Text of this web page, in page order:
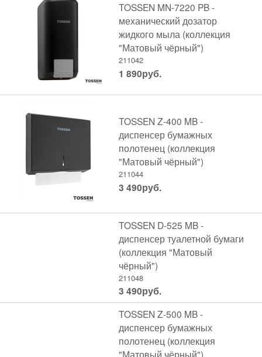
TOSSEN MN-7220 PB -
механический дозатор
жидкого мыла (коллекция
"Матовый чёрный")
211042
1 890руб.
TOSSEN Z-400 MB -
диспенсер бумажных
полотенец (коллекция
"Матовый чёрный")
211044
3 490руб.
TOSSEN D-525 MB -
диспенсер туалетной бумаги
(коллекция "Матовый
чёрный")
211048
3 490руб.
TOSSEN Z-500 MB -
диспенсер бумажных
полотенец (коллекция
"Матовый чёрный")